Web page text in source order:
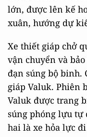
lớn, được lên kế
xuân, hướng dự
Xe thiết giáp chở
vận chuyển và
đạn súng bộ binh.
giáp Valuk. Phiên
Valuk được trang
súng phóng lựu tự
hai là xe hỏa lực